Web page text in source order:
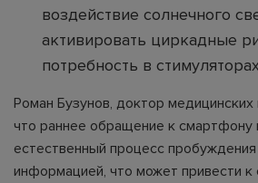
воздействие солнечного
активировать циркадные
потребность в
Роман Бузунов, доктор медицинских
что раннее обращение к смартфону
естественный процесс
информацией, что может привести к